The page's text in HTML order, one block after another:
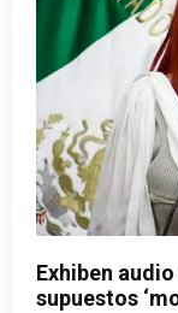
Exhiben
supuestos